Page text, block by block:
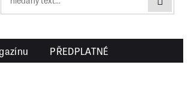
PŘEDPLATNÉ